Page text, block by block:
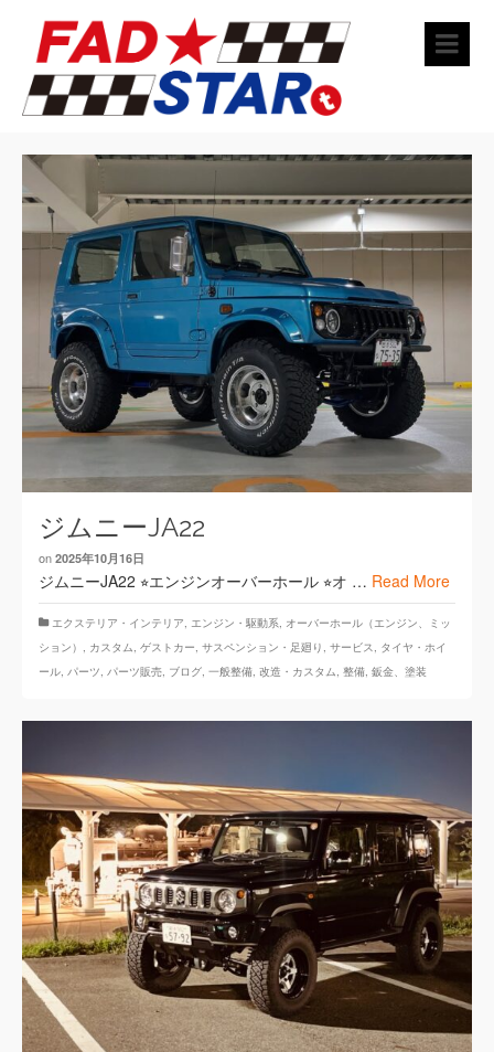
ジムニーJA22
on 2025年10月16日
ジムニーJA22 ⭐︎エンジンオーバーホール ⭐︎オ … Read More
エクステリア・インテリア, エンジン・駆動系, オーバーホール（エンジン、ミッ
ション） , カスタム, ゲストカー, サスペンション・足廻り , サービス, タイヤ・ホイ
ール, パーツ, パーツ販売, ブログ, 一般整備, 改造・カスタム, 整備, 鈑金、塗装